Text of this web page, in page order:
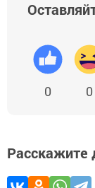
0 0
Расскажите